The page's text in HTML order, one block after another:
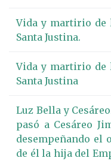
Vida y martirio de
Santa Justina.
Vida y martirio de
Santa Justina
Luz Bella y
pasó a Cesáreo
desempeñando el
de él la hija del